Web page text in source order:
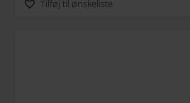
Tilføj til ønskeliste